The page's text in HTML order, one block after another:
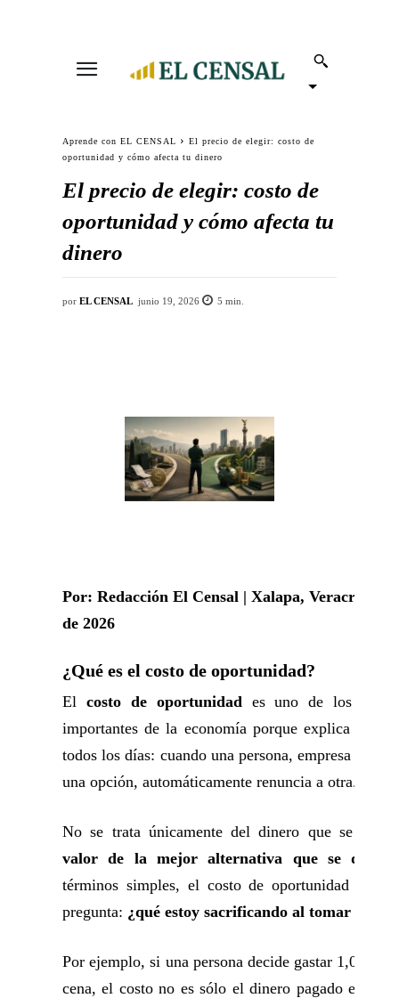
Aprende con EL CENSAL
El precio de elegir: costo de
oportunidad y cómo afecta tu dinero
El precio de elegir: costo de
oportunidad y cómo afecta tu
dinero
por EL CENSAL junio 19, 2026 5 min.
Por: Redacción El Censal | Xalapa, Veracruz |
de 2026
¿Qué es el costo de oportunidad?
El costo de oportunidad es uno de los
importantes de la economía porque explica algo
todos los días: cuando una persona, empresa o
una opción, automáticamente renuncia a otra.
No se trata únicamente del dinero que se
valor de la mejor alternativa que se deja
términos simples, el costo de oportunidad
pregunta: ¿qué estoy sacrificando al tomar esta
Por ejemplo, si una persona decide gastar 1,000
cena, el costo no es sólo el dinero pagado en el